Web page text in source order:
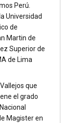
Perú.
Universidad
de
Martin de
Superior de
de Lima
que
el grado
Magister en